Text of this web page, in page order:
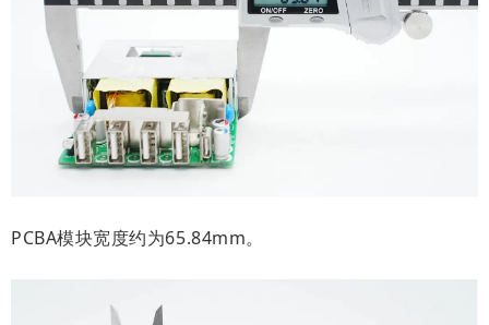
PCBA模块宽度约为65.84mm。